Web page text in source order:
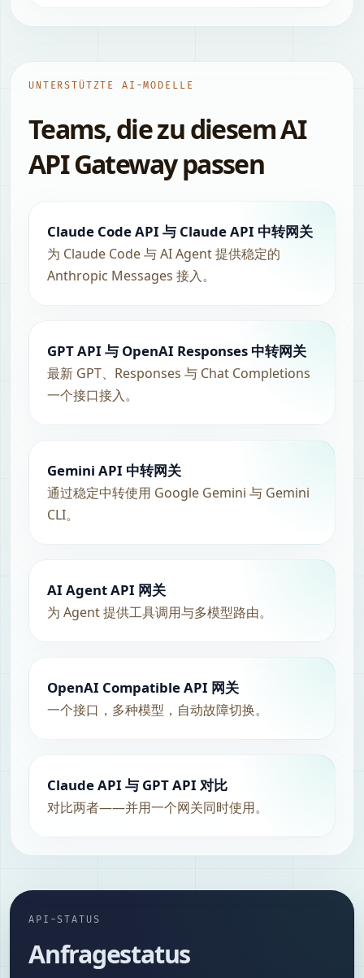
UNTERSTÜTZTE AI-MODELLE
Teams, die zu diesem AI
API Gateway passen
Claude Code API 与 Claude API 中转网关
为 Claude Code 与 AI Agent 提供稳定的
Anthropic Messages 接入。
GPT API 与 OpenAI Responses 中转网关
最新 GPT、Responses 与 Chat Completions
一个接口接入。
Gemini API 中转网关
通过稳定中转使用 Google Gemini 与 Gemini
CLI。
AI Agent API 网关
为 Agent 提供工具调用与多模型路由。
OpenAI Compatible API 网关
一个接口，多种模型，自动故障切换。
Claude API 与 GPT API 对比
对比两者——并用一个网关同时使用。
API-STATUS
Anfragestatus